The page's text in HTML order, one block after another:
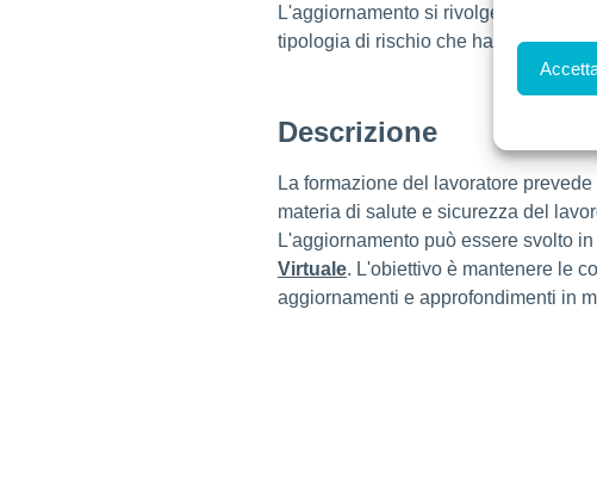
L'aggiornamento si rivolge a tutti i
tipologia di rischio che hanno già
Descrizione
La formazione del lavoratore
materia di salute e sicurezza del
L'aggiornamento può essere svolto in
Virtuale. L'obiettivo è mantenere le
aggiornamenti e approfondimenti in